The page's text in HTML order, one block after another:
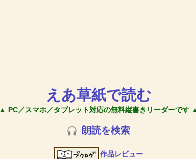
えあ草紙で読む
▲ PC／スマホ／タブレット対応の無料縦書きリーダーです
朗読を検索
作品レビュー